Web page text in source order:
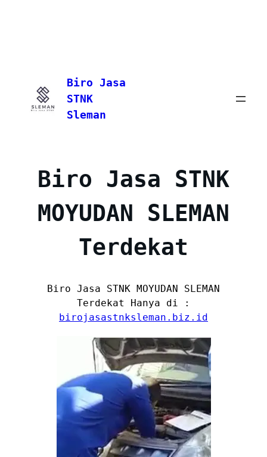
content
Biro Jasa
STNK
Sleman
Biro Jasa STNK
MOYUDAN SLEMAN
Terdekat
Biro Jasa STNK MOYUDAN SLEMAN
Terdekat Hanya di :
birojasastnksleman.biz.id